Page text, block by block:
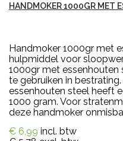
HANDMOKER 1000GR MET
Handmoker 1000gr met
hulpmiddel voor
1000gr met
te gebruiken in
essenhouten steel heeft
1000 gram. Voor
deze handmoker
€ 6,99 incl. btw